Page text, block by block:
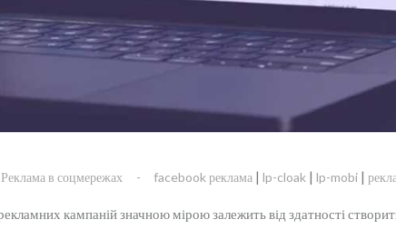
Реклама в соцмережах facebook реклама | lp-cloak | lp-mobi |
кампаній значною мірою залежить від здатності